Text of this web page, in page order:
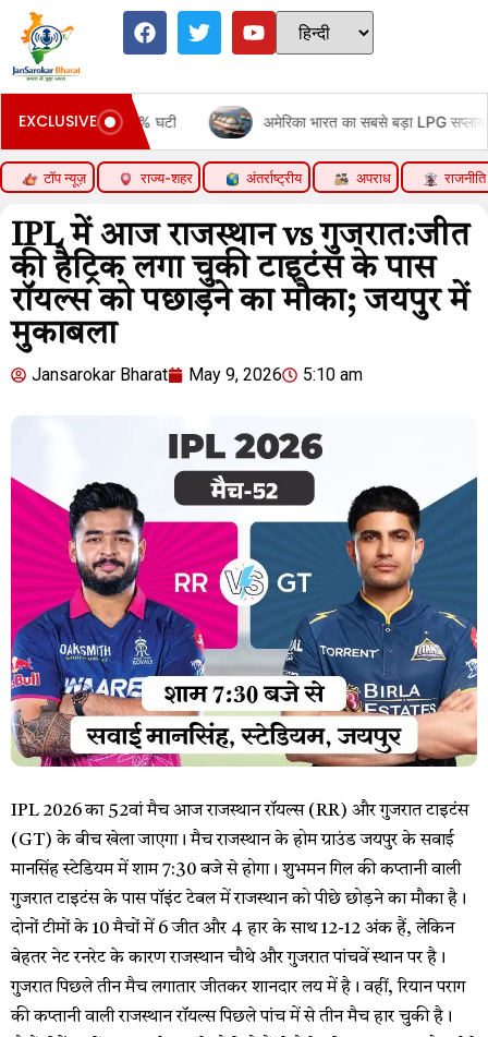
EXCLUSIVE
91% घटी अमेरिका भारत का सबसे बड़ा LPG सप्लायर बना:सबसे
टॉप न्यूज़ राज्य-शहर अंतर्राष्ट्रीय अपराध राजनीति
IPL में आज राजस्थान vs गुजरात:जीत
की हैट्रिक लगा चुकी टाइटंस के पास
रॉयल्स को पछाड़ने का मौका; जयपुर में
मुकाबला
Jansarokar Bharat May 9, 2026 5:10 am
IPL 2026 का 52वां मैच आज राजस्थान रॉयल्स (RR) और गुजरात टाइटंस
(GT) के बीच खेला जाएगा। मैच राजस्थान के होम ग्राउंड जयपुर के सवाई
मानसिंह स्टेडियम में शाम 7:30 बजे से होगा। शुभमन गिल की कप्तानी वाली
गुजरात टाइटंस के पास पॉइंट टेबल में राजस्थान को पीछे छोड़ने का मौका है।
दोनों टीमों के 10 मैचों में 6 जीत और 4 हार के साथ 12-12 अंक हैं, लेकिन
बेहतर नेट रनरेट के कारण राजस्थान चौथे और गुजरात पांचवें स्थान पर है।
गुजरात पिछले तीन मैच लगातार जीतकर शानदार लय में है। वहीं, रियान पराग
की कप्तानी वाली राजस्थान रॉयल्स पिछले पांच में से तीन मैच हार चुकी है।